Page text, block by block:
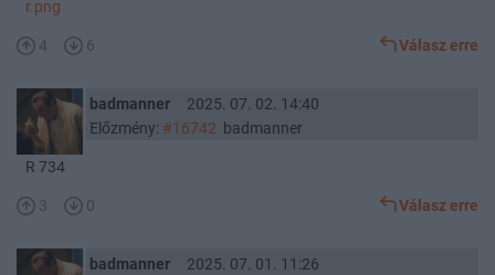
r.png
4 6 Válasz erre
badmanner
2025. 07. 02. 14:40
Előzmény: #16742 badmanner
R 734
3 0 Válasz erre
badmanner 2025. 07. 01. 11:26